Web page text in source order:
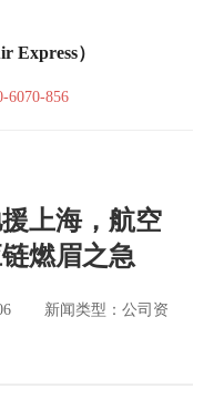
Express）
6070-856
上海，航空
燃眉之急
新闻类型：公司资